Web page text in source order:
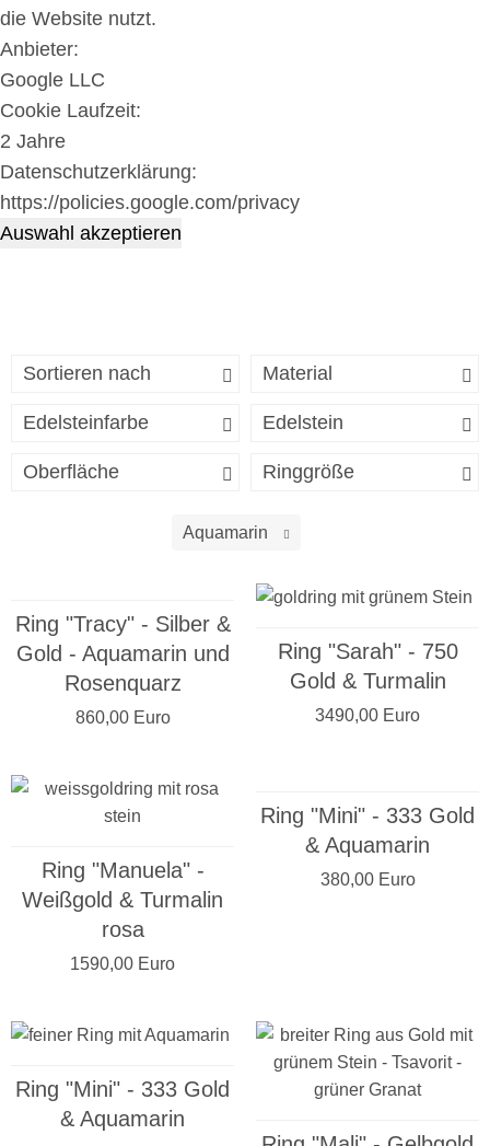
die Website nutzt.
Anbieter:
Google LLC
Cookie Laufzeit:
2 Jahre
Datenschutzerklärung:
https://policies.google.com/privacy
Auswahl akzeptieren
Sortieren nach Material
Edelsteinfarbe Edelstein
Oberfläche Ringgröße
Aquamarin
Ring "Tracy" - Silber &
Gold - Aquamarin und
Rosenquarz
860,00 Euro
Ring "Sarah" - 750
Gold & Turmalin
3490,00 Euro
Ring "Manuela" -
Weißgold & Turmalin
rosa
1590,00 Euro
Ring "Mini" - 333 Gold
& Aquamarin
380,00 Euro
Ring "Mini" - 333 Gold
& Aquamarin